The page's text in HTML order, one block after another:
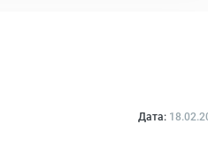
Дата: